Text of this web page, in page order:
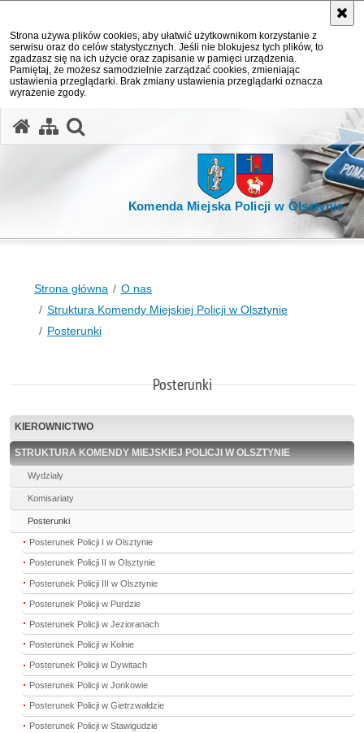
Strona używa plików cookies, aby ułatwić użytkownikom korzystanie z
serwisu oraz do celów statystycznych. Jeśli nie blokujesz tych plików, to
zgadzasz się na ich użycie oraz zapisanie w pamięci urządzenia.
Pamiętaj, że możesz samodzielnie zarządzać cookies, zmieniając
ustawienia przeglądarki. Brak zmiany ustawienia przeglądarki oznacza
wyrażenie zgody.
Komenda Miejska Policji w Olsztynie
Strona główna
O nas
Struktura Komendy Miejskiej Policji w Olsztynie
Posterunki
Posterunki
KIEROWNICTWO
STRUKTURA KOMENDY MIEJSKIEJ POLICJI W OLSZTYNIE
Wydziały
Komisariaty
Posterunki
Posterunek Policji I w Olsztynie
Posterunek Policji II w Olsztynie
Posterunek Policji III w Olsztynie
Posterunek Policji w Purdzie
Posterunek Policji w Jezioranach
Posterunek Policji w Kolnie
Posterunek Policji w Dywitach
Posterunek Policji w Jonkowie
Posterunek Policji w Gietrzwałdzie
Posterunek Policji w Stawigudzie